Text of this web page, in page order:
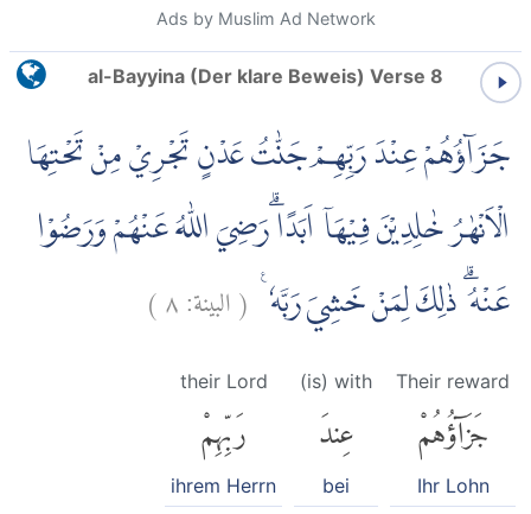
Ads by Muslim Ad Network
al-Bayyina (Der klare Beweis) Verse 8
جَزَاۤؤُهُمْ عِنْدَ رَبِّهِمْ جَنّٰتُ عَدْنٍ تَجْرِيْ مِنْ تَحْتِهَا
الْاَنْهٰرُ خٰلِدِيْنَ فِيْهَآ اَبَدًا ۗرَضِيَ اللّٰهُ عَنْهُمْ وَرَضُوْا
عَنْهُ ۗ ذٰلِكَ لِمَنْ خَشِيَ رَبَّهٗ ࣖ (البينة:٨)
Their reward
جَزَآؤُهُمْ
Ihr Lohn
(is) with
عِندَ
bei
their Lord
رَبِّهِمْ
ihrem Herrn